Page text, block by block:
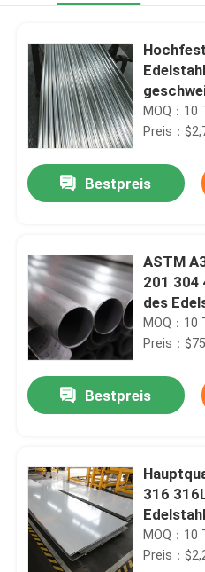
MOQ：10
Preis：
Bestpreis
ASTM
201 304
des
321
MOQ：10
Preis：
Bestpreis
316
904L
MOQ：10
Preis：